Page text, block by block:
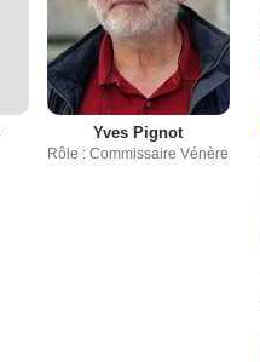
Yves Pignot
Rôle : Commissaire Vénère